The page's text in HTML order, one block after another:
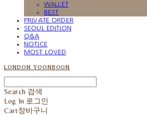
WALLET
BEST
PRIVATE ORDER
SEOUL EDITION
Q&A
NOTICE
MOST LOVED
LONDON YOONBOON
Search 검색
Log In 로그인
Cart장바구니